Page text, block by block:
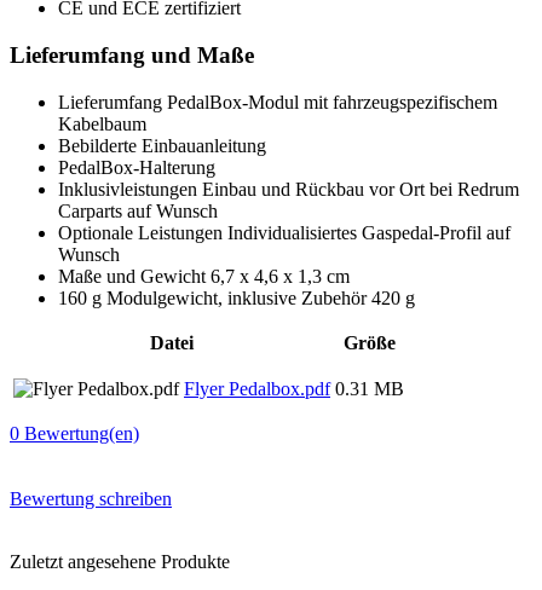
CE und ECE zertifiziert
Lieferumfang und Maße
Lieferumfang PedalBox-Modul mit fahrzeugspezifischem
Kabelbaum
Bebilderte Einbauanleitung
PedalBox-Halterung
Inklusivleistungen Einbau und Rückbau vor Ort bei Redrum
Carparts auf Wunsch
Optionale Leistungen Individualisiertes Gaspedal-Profil auf
Wunsch
Maße und Gewicht 6,7 x 4,6 x 1,3 cm
160 g Modulgewicht, inklusive Zubehör 420 g
Datei Größe
Flyer Pedalbox.pdf 0.31 MB
0 Bewertung(en)
Bewertung schreiben
Zuletzt angesehene Produkte